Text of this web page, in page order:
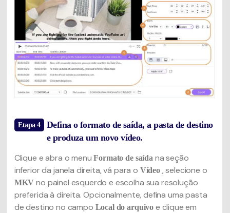
Etapa 4
Defina o formato de saída, a pasta de destino
e produza um novo vídeo.
Clique e abra o menuFormato de saída na seção
inferior da janela direita, vá para o Vídeo , selecione o
MKVno painel esquerdo e escolha sua resolução
preferida à direita. Opcionalmente, defina uma pasta
de destino no campo Local do arquivo e clique em